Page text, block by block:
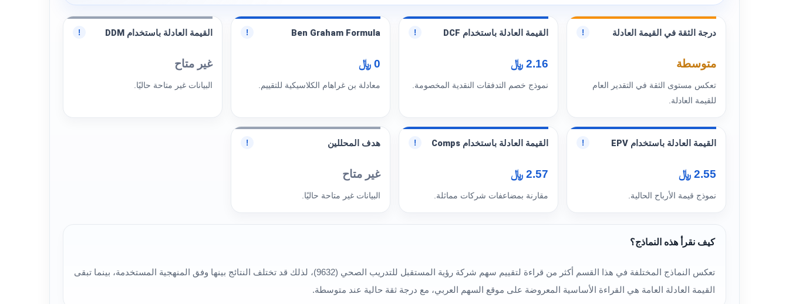
درجة الثقة في القيمة العادلة !
متوسطة
تعكس مستوى الثقة في التقدير العام
للقيمة العادلة.
القيمة العادلة باستخدام DCF !
2.16 ﷼
نموذج خصم التدفقات النقدية المخصومة.
Ben Graham Formula
!
0 ﷼
معادلة بن غراهام الكلاسيكية للتقييم.
القيمة العادلة باستخدام DDM !
غير متاح
البيانات غير متاحة حاليًا.
القيمة العادلة باستخدام EPV !
2.55 ﷼
نموذج قيمة الأرباح الحالية.
القيمة العادلة باستخدام Comps !
2.57 ﷼
مقارنة بمضاعفات شركات مماثلة.
هدف المحللين !
غير متاح
البيانات غير متاحة حاليًا.
كيف نقرأ هذه النماذج؟
تعكس النماذج المختلفة في هذا القسم أكثر من قراءة لتقييم سهم شركة رؤية المستقبل للتدريب الصحي (9632)، لذلك قد تختلف النتائج بينها وفق المنهجية المستخدمة، بينما تبقى
القيمة العادلة العامة هي القراءة الأساسية المعروضة على موقع السهم العربي، مع درجة ثقة حالية عند متوسطة.